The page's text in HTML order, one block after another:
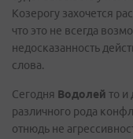
Козерогу захочется
что это не всегда
недосказанность
слова.
Сегодня Водолей то и
различного рода
отнюдь не